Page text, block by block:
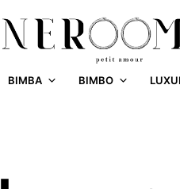
BIMBA BIMBO